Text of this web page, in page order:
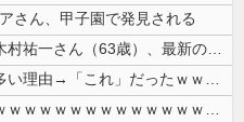
さん、甲子園で発見される
【画像】 「キム兄」こと芸人・木村祐一さん（63歳）、最新の松本人志さ...
【凄すぎる】 力士の嫁に美人が多い理由→「これ」だったｗｗｗｗｗｗｗ
【悲報】 楽天、ガチで逝くｗｗｗｗｗｗｗｗｗｗｗｗｗｗｗｗｗｗｗｗ